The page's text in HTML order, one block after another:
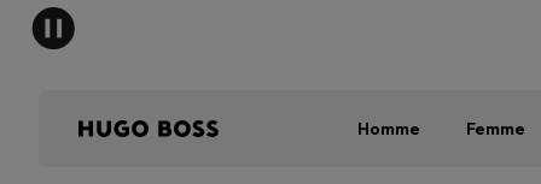
Homme Femme